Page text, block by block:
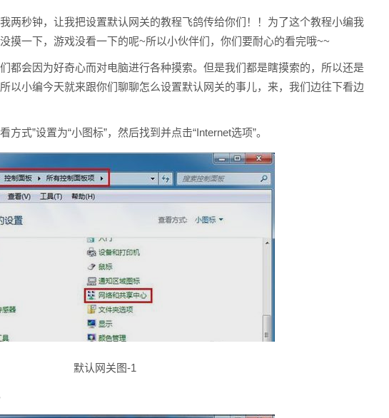
两秒钟，让我把设置默认网关的教程飞鸽传给你们！！为了这个教程小编我
摸一下，游戏没看一下的呢~所以小伙伴们，你们要耐心的看完哦~~
都会因为好奇心而对电脑进行各种摸索。但是我们都是瞎摸索的，所以还是
以小编今天就来跟你们聊聊怎么设置默认网关的事儿，来，我们边往下看边
方式”设置为“小图标”，然后找到并点击“Internet选项”。
默认网关图-1